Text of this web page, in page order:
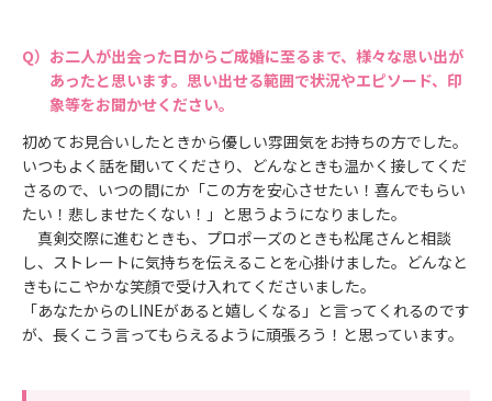
お二人が出会った日からご成婚に至るまで、様々な思い出が
あったと思います。思い出せる範囲で状況やエピソード、印
象等をお聞かせください。
初めてお見合いしたときから優しい雰囲気をお持ちの方でした。
いつもよく話を聞いてくださり、どんなときも温かく接してくだ
さるので、いつの間にか「この方を安心させたい！喜んでもらい
たい！悲しませたくない！」と思うようになりました。
真剣交際に進むときも、プロポーズのときも松尾さんと相談
し、ストレートに気持ちを伝えることを心掛けました。どんなと
きもにこやかな笑顔で受け入れてくださいました。
「あなたからのLINEがあると嬉しくなる」と言ってくれるのです
が、長くこう言ってもらえるように頑張ろう！と思っています。